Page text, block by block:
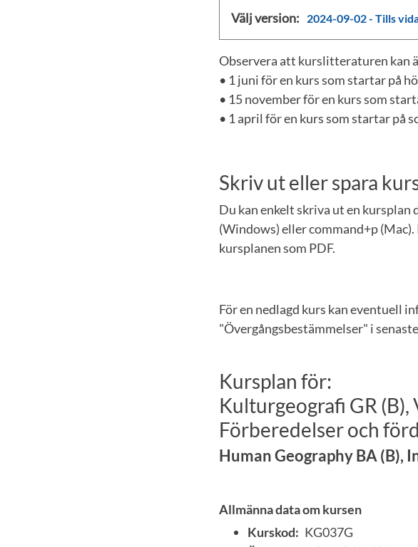
Välj version: 2024-09-02 - Tills
Observera att kurslitteraturen kan
• 1 juni för en kurs som startar på
• 15 november för en kurs som
• 1 april för en kurs som startar på
Skriv ut eller spara
Du kan enkelt skriva ut en
(Windows) eller command+p
kursplanen som PDF.
För en nedlagd kurs kan eventuell
"Övergångsbestämmelser" i
Kursplan för:
Kulturgeografi GR
Förberedelser och
Human Geography BA (B),
Allmänna data om kursen
Kurskod: KG037G